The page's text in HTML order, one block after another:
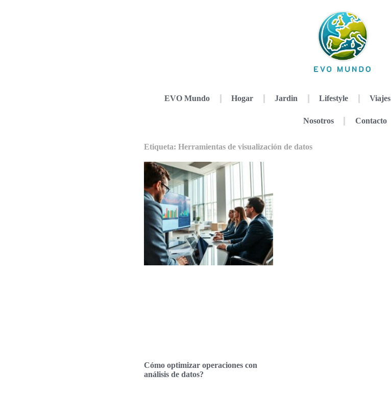
EVO Mundo Hogar Jardin Lifestyle Viajes
Nosotros Contacto
Etiqueta: Herramientas de visualización de datos
Cómo optimizar operaciones con
análisis de datos?